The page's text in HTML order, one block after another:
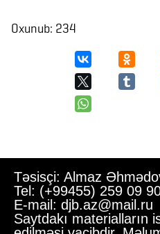
Oxunub: 234
Təsisçi: Almaz
Tel: (+99455) 259 09
E-mail: djb.az@mail.ru
Saytdakı materialların